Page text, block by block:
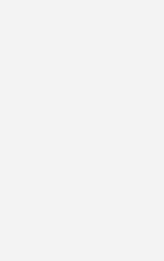
d integrierte